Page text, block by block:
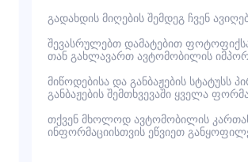
გადახდის მიღების შემდეგ ჩვენ
შევასრულებთ დამატებით
თან გახლავართ ავტომობილის
მიწოდებისა და განბაჟების სტატუსს
განბაჟების შემთხვევაში ყველა
თქვენ მხოლოდ ავტომობილის
ინფორმაციისთვის ეწვიეთ